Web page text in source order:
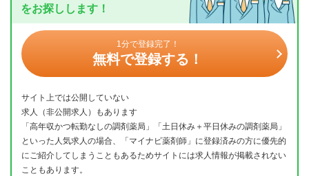
をお探しします！
1分で登録完了！
無料で登録する！
サイト上では公開していない
求人（非公開求人）もあります
「高年収かつ転勤なしの調剤薬局」「土日休み＋平日休みの調剤薬局」
といった人気求人の場合、「マイナビ薬剤師」に登録済みの方に優先的
にご紹介してしまうこともあるためサイトには求人情報が掲載されない
こともあります。